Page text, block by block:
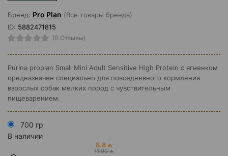
Бренд: Pro Plan (Все товары бренда)
ID: 5882471815
(0 Отзывы)
Purina proplan Small Mini Adult Sensitive High Protein с ягненком
предназначен специально для повседневного кормления
взрослых собак мелких пород с чувствительным
пищеварением.
700 гр
В наличии
8.8 ₼
11.00 ₼